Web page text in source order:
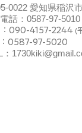
0022 愛知県稲沢
話：0587-97-5010
090-4157-2244 (
0587-97-5020